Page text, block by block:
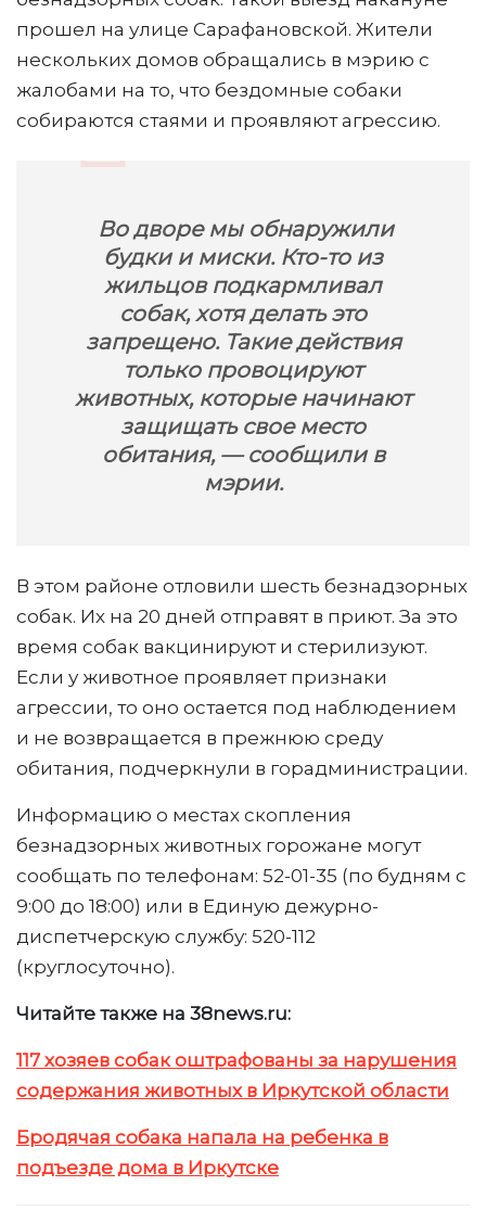
прошел на улице Сарафановской. Жители
нескольких домов обращались в мэрию с
жалобами на то, что бездомные собаки
собираются стаями и проявляют агрессию.
Во дворе мы обнаружили
будки и миски. Кто-то из
жильцов подкармливал
собак, хотя делать это
запрещено. Такие действия
только провоцируют
животных, которые начинают
защищать свое место
обитания, — сообщили в
мэрии.
В этом районе отловили шесть безнадзорных
собак. Их на 20 дней отправят в приют. За это
время собак вакцинируют и стерилизуют.
Если у животное проявляет признаки
агрессии, то оно остается под наблюдением
и не возвращается в прежнюю среду
обитания, подчеркнули в горадминистрации.
Информацию о местах скопления
безнадзорных животных горожане могут
сообщать по телефонам: 52-01-35 (по будням с
9:00 до 18:00) или в Единую дежурно-
диспетчерскую службу: 520-112
(круглосуточно).
Читайте также на 38news.ru:
117 хозяев собак оштрафованы за нарушения
содержания животных в Иркутской области
Бродячая собака напала на ребенка в
подъезде дома в Иркутске